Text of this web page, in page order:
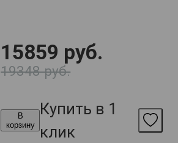
15859 руб.
19348 руб.
В
корзину
Купить в 1
клик